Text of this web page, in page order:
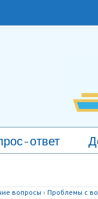
ответ
вопросы › Проблемы с